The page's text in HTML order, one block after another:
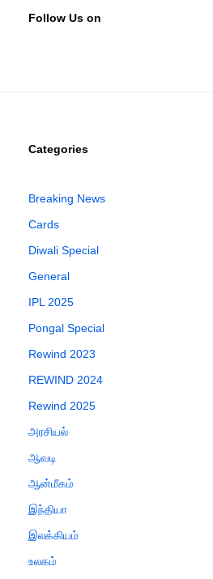
Follow Us on
Categories
Breaking News
Cards
Diwali Special
General
IPL 2025
Pongal Special
Rewind 2023
REWIND 2024
Rewind 2025
அரசியல்
ஆவடி
ஆன்மீகம்
இந்தியா
இலக்கியம்
உலகம்